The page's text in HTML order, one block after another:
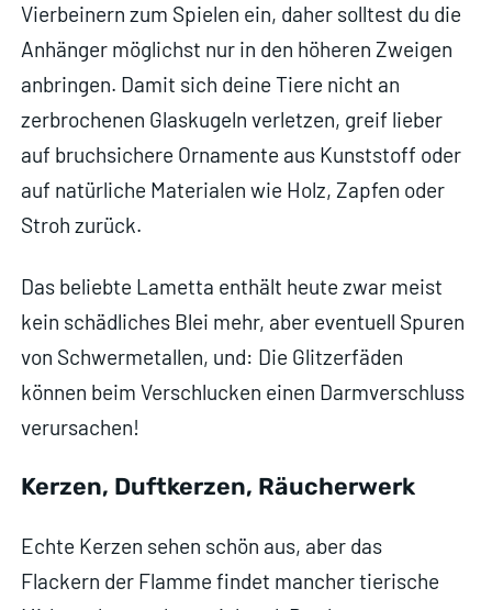
Vierbeinern zum Spielen ein, daher solltest du die
Anhänger möglichst nur in den höheren Zweigen
anbringen. Damit sich deine Tiere nicht an
zerbrochenen Glaskugeln verletzen, greif lieber
auf bruchsichere Ornamente aus Kunststoff oder
auf natürliche Materialen wie Holz, Zapfen oder
Stroh zurück.
Das beliebte Lametta enthält heute zwar meist
kein schädliches Blei mehr, aber eventuell Spuren
von Schwermetallen, und: Die Glitzerfäden
können beim Verschlucken einen Darmverschluss
verursachen!
Kerzen, Duftkerzen, Räucherwerk
Echte Kerzen sehen schön aus, aber das
Flackern der Flamme findet mancher tierische